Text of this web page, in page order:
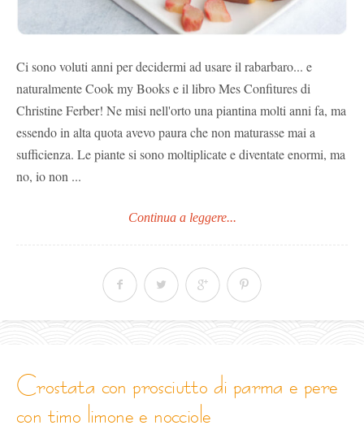
Ci sono voluti anni per decidermi ad usare il rabarbaro... e
naturalmente Cook my Books e il libro Mes Confitures di
Christine Ferber! Ne misi nell'orto una piantina molti anni fa, ma
essendo in alta quota avevo paura che non maturasse mai a
sufficienza. Le piante si sono moltiplicate e diventate enormi, ma
no, io non ...
Continua a leggere...
crostata con prosciutto di parma e pere
con timo limone e nocciole